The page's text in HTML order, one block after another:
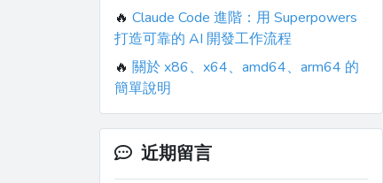
🔥 Claude Code 進階：用 Superpowers
打造可靠的 AI 開發工作流程
🔥 關於 x86、x64、amd64、arm64 的
簡單說明
近期留言